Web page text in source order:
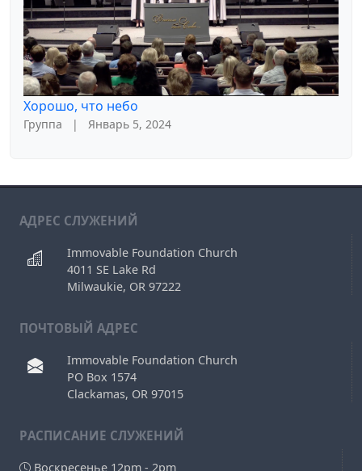
Хорошо, что небо
Группа | Январь 5, 2024
АДРЕС СЛУЖЕНИЙ
Immovable Foundation Church
4011 SE Lake Rd
Milwaukie, OR 97222
ПОЧТОВЫЙ АДРЕС
Immovable Foundation Church
PO Box 1574
Clackamas, OR 97015
РAСПИСАНИЕ СЛУЖЕНИЙ
Воскресенье 12pm - 2pm